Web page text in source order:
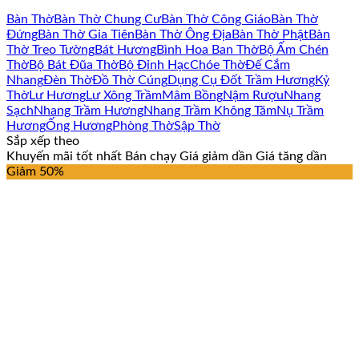
Bàn ThờBàn Thờ Chung CưBàn Thờ Công GiáoBàn Thờ
ĐứngBàn Thờ Gia Tiên Bàn Thờ Ông Địa Bàn Thờ PhậtBàn
Thờ Treo TườngBát HươngBình Hoa Ban ThờBộ Ấm Chén
ThờBộ Bát Đũa ThờBộ Đỉnh HạcChóe ThờĐế Cắm
NhangĐèn ThờĐồ Thờ CúngDụng Cụ Đốt Trầm HươngKỷ
ThờLư HươngLư Xông TrầmMâm BồngNậm RượuNhang
SạchNhang Trầm HươngNhang Trầm Không TămNụ Trầm
HươngỐng HươngPhòng ThờSập Thờ
Sắp xếp theo
Khuyến mãi tốt nhất Bán chạy Giá giảm dần Giá tăng dần
Giảm 50%